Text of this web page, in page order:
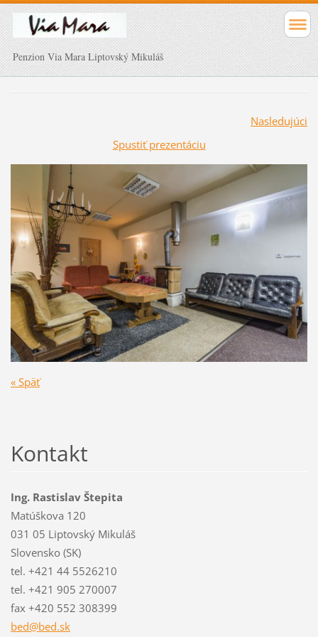
Penzion Via Mara Liptovský Mikuláš
Nasledujúci
Spustiť prezentáciu
« Späť
Kontakt
Ing. Rastislav Štepita
Matúškova 120
031 05 Liptovský Mikuláš
Slovensko (SK)
tel. +421 44 5526210
tel. +421 905 270007
fax +420 552 308399
bed@bed.sk